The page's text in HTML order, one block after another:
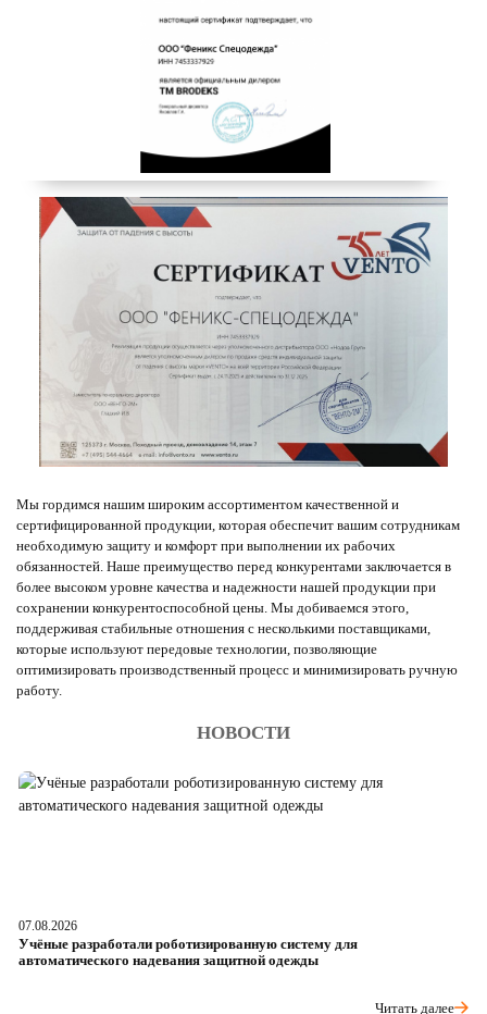
Мы гордимся нашим широким ассортиментом качественной и
сертифицированной продукции, которая обеспечит вашим сотрудникам
необходимую защиту и комфорт при выполнении их рабочих
обязанностей. Наше преимущество перед конкурентами заключается в
более высоком уровне качества и надежности нашей продукции при
сохранении конкурентоспособной цены. Мы добиваемся этого,
поддерживая стабильные отношения с несколькими поставщиками,
которые используют передовые технологии, позволяющие
оптимизировать производственный процесс и минимизировать ручную
работу.
НОВОСТИ
07.08.2026
Учёные разработали роботизированную систему для
автоматического надевания защитной одежды
Читать далее